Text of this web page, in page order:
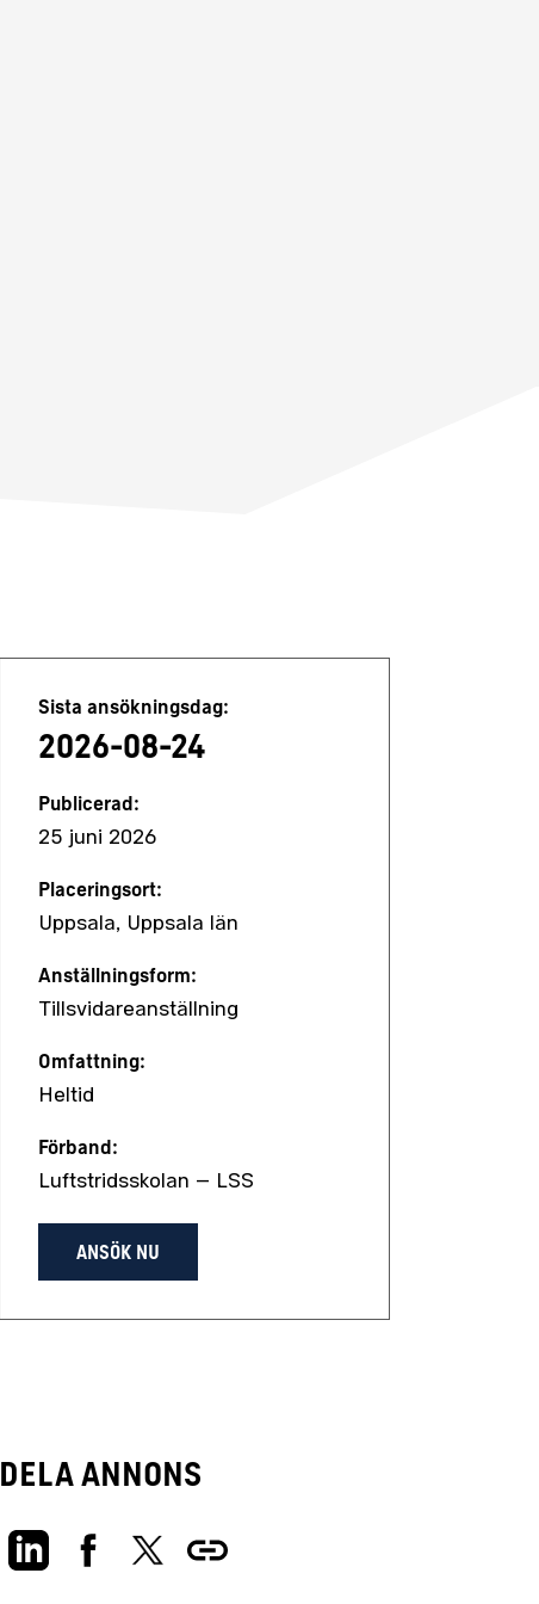
Jobbdetaljer
Sista ansökningsdag:
2026-08-24
Publicerad:
25 juni 2026
Placeringsort:
Uppsala, Uppsala län
Anställningsform:
Tillsvidareanställning
Omfattning:
Heltid
Förband:
Luftstridsskolan – LSS
ANSÖK NU
Dela annons